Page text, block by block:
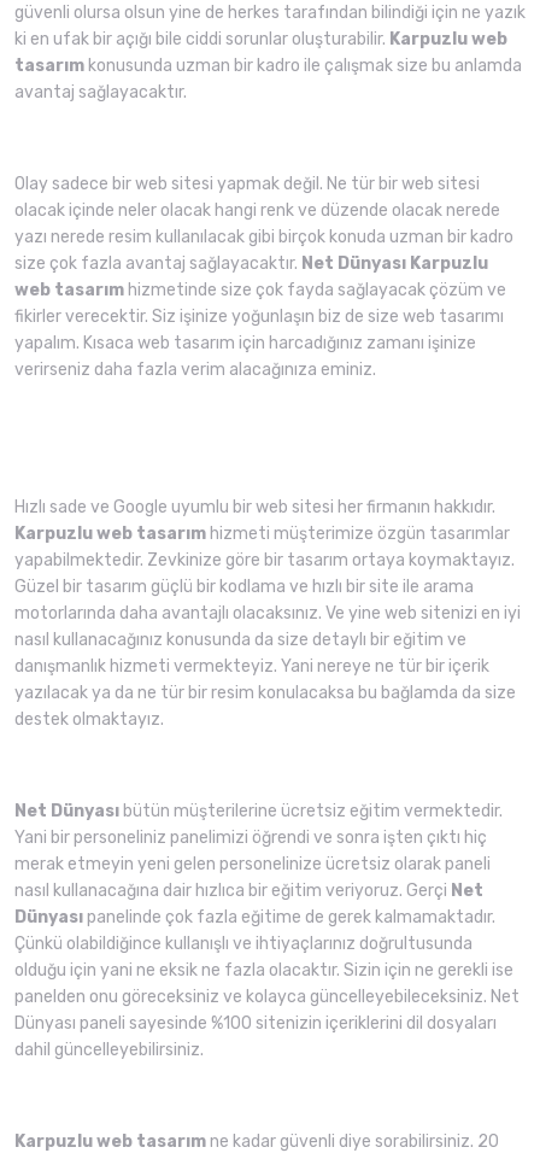
güvenli olursa olsun yine de herkes tarafından bilindiği için ne yazık
ki en ufak bir açığı bile ciddi sorunlar oluşturabilir. Karpuzlu web
tasarım konusunda uzman bir kadro ile çalışmak size bu anlamda
avantaj sağlayacaktır.
Olay sadece bir web sitesi yapmak değil. Ne tür bir web sitesi
olacak içinde neler olacak hangi renk ve düzende olacak nerede
yazı nerede resim kullanılacak gibi birçok konuda uzman bir kadro
size çok fazla avantaj sağlayacaktır. Net Dünyası Karpuzlu
web tasarım hizmetinde size çok fayda sağlayacak çözüm ve
fikirler verecektir. Siz işinize yoğunlaşın biz de size web tasarımı
yapalım. Kısaca web tasarım için harcadığınız zamanı işinize
verirseniz daha fazla verim alacağınıza eminiz.
Hızlı sade ve Google uyumlu bir web sitesi her firmanın hakkıdır.
Karpuzlu web tasarım hizmeti müşterimize özgün tasarımlar
yapabilmektedir. Zevkinize göre bir tasarım ortaya koymaktayız.
Güzel bir tasarım güçlü bir kodlama ve hızlı bir site ile arama
motorlarında daha avantajlı olacaksınız. Ve yine web sitenizi en iyi
nasıl kullanacağınız konusunda da size detaylı bir eğitim ve
danışmanlık hizmeti vermekteyiz. Yani nereye ne tür bir içerik
yazılacak ya da ne tür bir resim konulacaksa bu bağlamda da size
destek olmaktayız.
Net Dünyası bütün müşterilerine ücretsiz eğitim vermektedir.
Yani bir personeliniz panelimizi öğrendi ve sonra işten çıktı hiç
merak etmeyin yeni gelen personelinize ücretsiz olarak paneli
nasıl kullanacağına dair hızlıca bir eğitim veriyoruz. Gerçi Net
Dünyasıpanelinde çok fazla eğitime de gerek kalmamaktadır.
Çünkü olabildiğince kullanışlı ve ihtiyaçlarınız doğrultusunda
olduğu için yani ne eksik ne fazla olacaktır. Sizin için ne gerekli ise
panelden onu göreceksiniz ve kolayca güncelleyebileceksiniz. Net
Dünyası paneli sayesinde %100 sitenizin içeriklerini dil dosyaları
dahil güncelleyebilirsiniz.
Karpuzlu web tasarımne kadar güvenli diye sorabilirsiniz. 20